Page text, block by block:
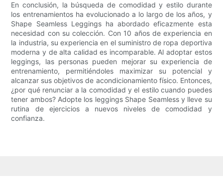
En conclusión, la búsqueda de comodidad y estilo durante
los entrenamientos ha evolucionado a lo largo de los años, y
Shape Seamless Leggings ha abordado eficazmente esta
necesidad con su colección. Con 10 años de experiencia en
la industria, su experiencia en el suministro de ropa deportiva
moderna y de alta calidad es incomparable. Al adoptar estos
leggings, las personas pueden mejorar su experiencia de
entrenamiento, permitiéndoles maximizar su potencial y
alcanzar sus objetivos de acondicionamiento físico. Entonces,
¿por qué renunciar a la comodidad y el estilo cuando puedes
tener ambos? Adopte los leggings Shape Seamless y lleve su
rutina de ejercicios a nuevos niveles de comodidad y
confianza.